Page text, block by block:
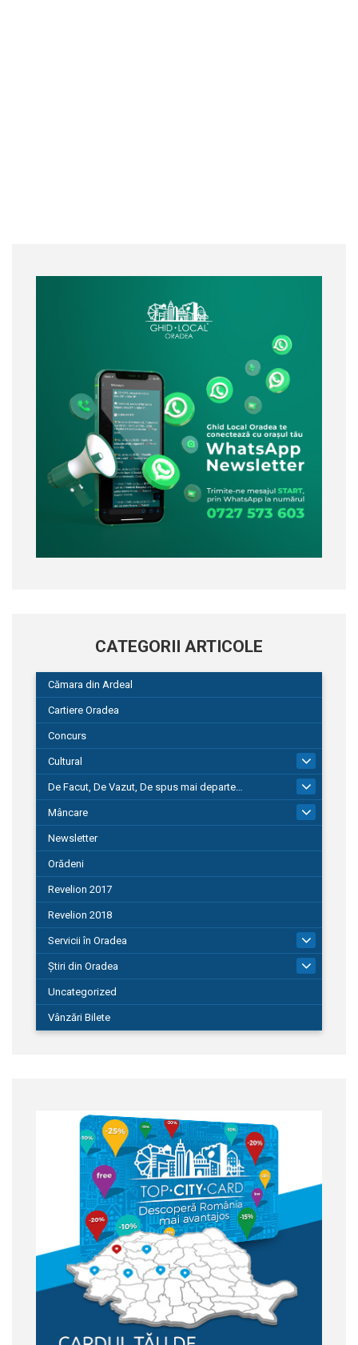
CATEGORII ARTICOLE
Cămara din Ardeal
Cartiere Oradea
Concurs
Cultural
De Facut, De Vazut, De spus mai departe…
580
Mâncare
Newsletter
Orădeni
Revelion 2017
Revelion 2018
Servicii în Oradea
Știri din Oradea
Uncategorized
Vânzări Bilete